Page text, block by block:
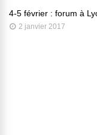
4-5 février : forum à
2 janvier 2017